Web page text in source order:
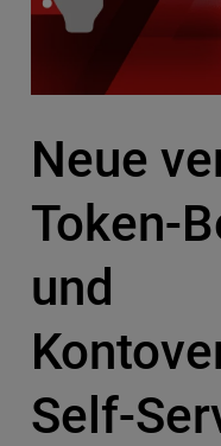
Neue
Token-
und
Self-